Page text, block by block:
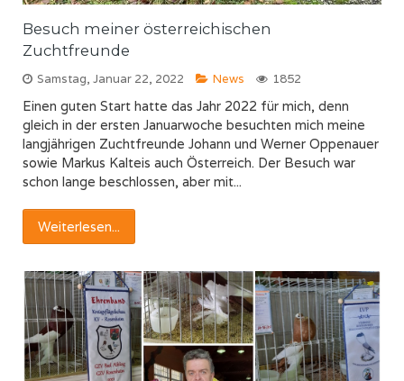
Besuch meiner österreichischen
Zuchtfreunde
Samstag, Januar 22, 2022 News 1852
Einen guten Start hatte das Jahr 2022 für mich, denn
gleich in der ersten Januarwoche besuchten mich meine
langjährigen Zuchtfreunde Johann und Werner Oppenauer
sowie Markus Kalteis auch Österreich. Der Besuch war
schon lange beschlossen, aber mit...
Weiterlesen...